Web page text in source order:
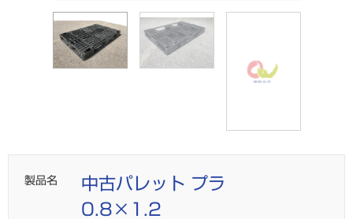
製品名
中古パレット プラ
0.8×1.2